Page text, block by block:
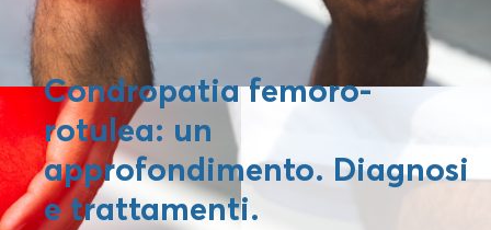
Condropatia femoro-
rotulea: un
approfondimento. Diagnosi
e trattamenti.